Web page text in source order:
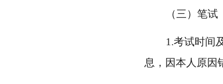
（三）笔试
1.考试时间
息，因本人原因